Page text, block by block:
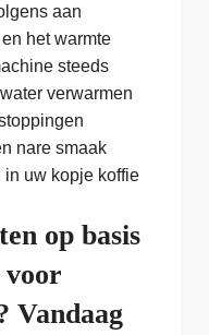
aan
het warmte
steeds
verwarmen
nare smaak
in uw kopje koffie
op basis
Vandaag